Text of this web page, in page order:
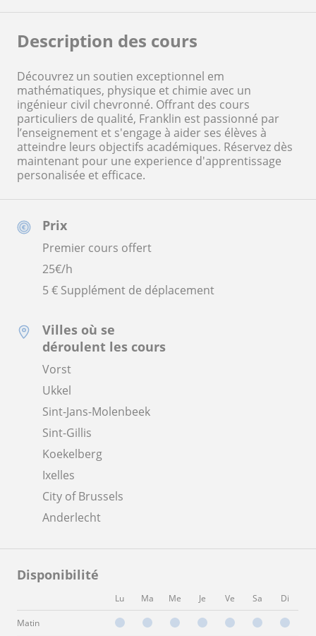
Prix
Premier cours offert
25€/h
5 € Supplément de déplacement
Villes où se
déroulent les cours
Vorst
Ukkel
Sint-Jans-Molenbeek
Sint-Gillis
Koekelberg
Ixelles
City of Brussels
Anderlecht
Disponibilité
Lu Ma Me Je Ve Sa Di
Matin
Description des cours
Découvrez un soutien exceptionnel em
mathématiques, physique et chimie avec un
ingénieur civil chevronné. Offrant des cours
particuliers de qualité, Franklin est passionné par
l’enseignement et s'engage à aider ses élèves à
atteindre leurs objectifs académiques. Réservez dès
maintenant pour une experience d'apprentissage
personalisée et efficace.